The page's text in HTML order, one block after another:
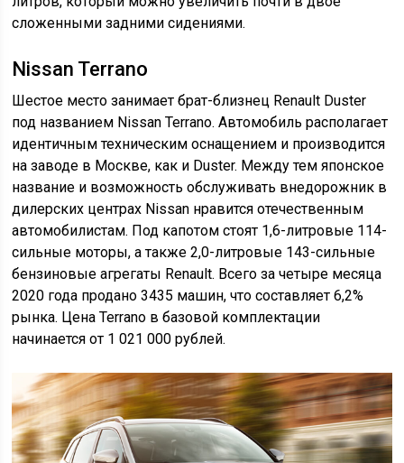
сложенными задними сидениями.
Nissan Terrano
Шестое место занимает брат-близнец Renault Duster
под названием Nissan Terrano. Автомобиль располагает
идентичным техническим оснащением и производится
на заводе в Москве, как и Duster. Между тем японское
название и возможность обслуживать внедорожник в
дилерских центрах Nissan нравится отечественным
автомобилистам. Под капотом стоят 1,6-литровые 114-
сильные моторы, а также 2,0-литровые 143-сильные
бензиновые агрегаты Renault. Всего за четыре месяца
2020 года продано 3435 машин, что составляет 6,2%
рынка. Цена Terrano в базовой комплектации
начинается от 1 021 000 рублей.